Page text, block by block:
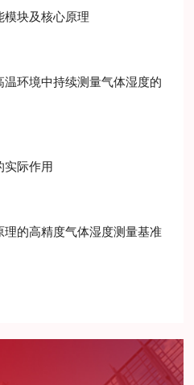
模块及核心原理
环境中持续测量气体湿度的
实际作用
的高精度气体湿度测量基准